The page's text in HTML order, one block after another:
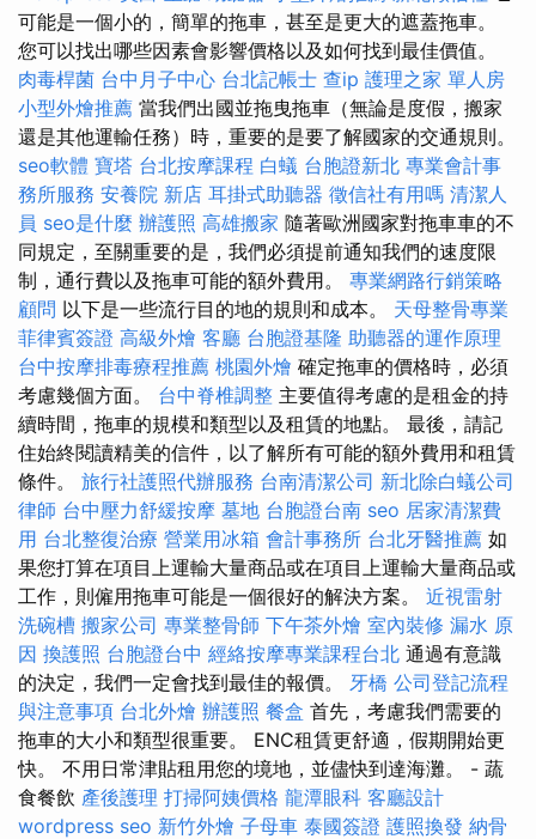
可能是一個小的，簡單的拖車，甚至是更大的遮蓋拖車。
您可以找出哪些因素會影響價格以及如何找到最佳價值。
肉毒桿菌 台中月子中心 台北記帳士 查ip 護理之家 單人房
小型外燴推薦 當我們出國並拖曳拖車（無論是度假，搬家
還是其他運輸任務）時，重要的是要了解國家的交通規則。
seo軟體 寶塔 台北按摩課程 白蟻 台胞證新北 專業會計事
務所服務 安養院 新店 耳掛式助聽器 徵信社有用嗎 清潔人
員 seo是什麼 辦護照 高雄搬家 隨著歐洲國家對拖車車的不
同規定，至關重要的是，我們必須提前通知我們的速度限
制，通行費以及拖車可能的額外費用。 專業網路行銷策略
顧問 以下是一些流行目的地的規則和成本。 天母整骨專業
菲律賓簽證 高級外燴 客廳 台胞證基隆 助聽器的運作原理
台中按摩排毒療程推薦 桃園外燴 確定拖車的價格時，必須
考慮幾個方面。 台中脊椎調整 主要值得考慮的是租金的持
續時間，拖車的規模和類型以及租賃的地點。 最後，請記
住始終閱讀精美的信件，以了解所有可能的額外費用和租賃
條件。 旅行社護照代辦服務 台南清潔公司 新北除白蟻公司
律師 台中壓力舒緩按摩 墓地 台胞證台南 seo 居家清潔費
用 台北整復治療 營業用冰箱 會計事務所 台北牙醫推薦 如
果您打算在項目上運輸大量商品或在項目上運輸大量商品或
工作，則僱用拖車可能是一個很好的解決方案。 近視雷射
洗碗槽 搬家公司 專業整骨師 下午茶外燴 室內裝修 漏水 原
因 換護照 台胞證台中 經絡按摩專業課程台北 通過有意識
的決定，我們一定會找到最佳的報價。 牙橋 公司登記流程
與注意事項 台北外燴 辦護照 餐盒 首先，考慮我們需要的
拖車的大小和類型很重要。 ENC租賃更舒適，假期開始更
快。 不用日常津貼租用您的境地，並儘快到達海灘。 - 蔬
食餐飲 產後護理 打掃阿姨價格 龍潭眼科 客廳設計
wordpress seo 新竹外燴 子母車 泰國簽證 護照換發 納骨